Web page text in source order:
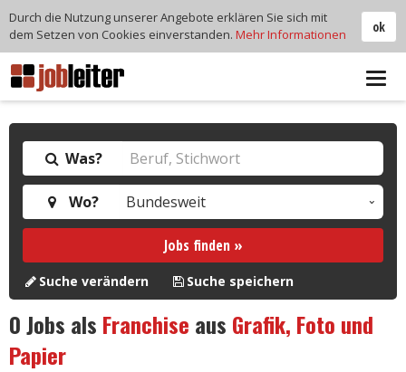
Was?
Wo?
Jobs finden »
Suche verändern Suche speichern
0Jobs als Franchise aus Grafik, Foto und
Papier
ok
Durch die Nutzung unserer Angebote erklären Sie sich mit
dem Setzen von Cookies einverstanden. Mehr Informationen